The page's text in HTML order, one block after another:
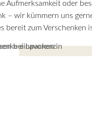
Aufmerksamkeit oder
– wir kümmern uns
bereit zum Verschenken